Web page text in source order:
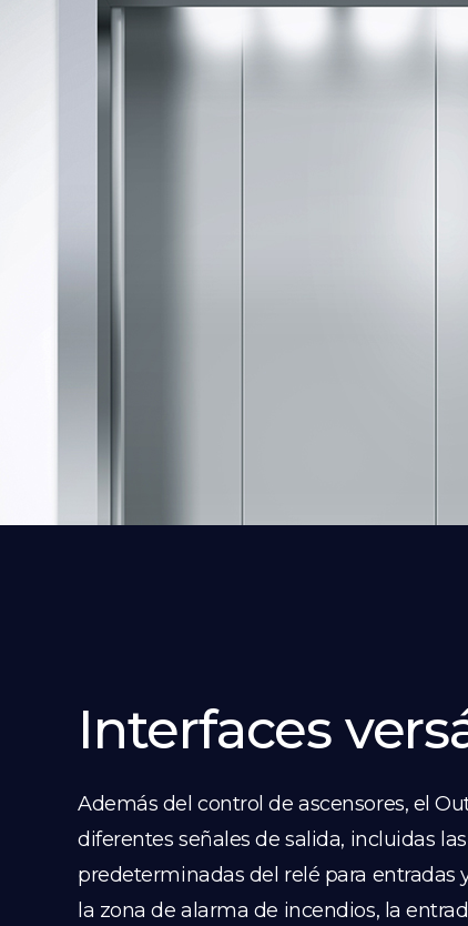
Interfaces
Además del control de ascensores, el
diferentes señales de salida, incluidas
predeterminadas del relé para entradas
la zona de alarma de incendios, la